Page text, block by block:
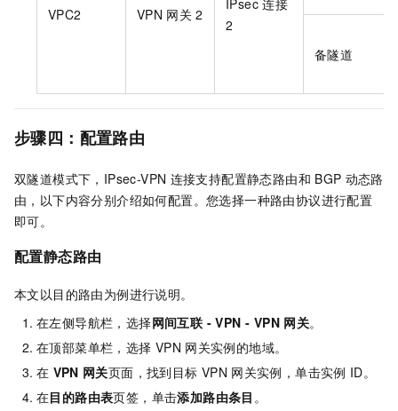
VPC2 VPN 网关 2
IPsec 连接
2
备隧道
步骤四：配置路由
双隧道模式下，IPsec-VPN 连接支持配置静态路由和 BGP 动态路
由，以下内容分别介绍如何配置。您选择一种路由协议进行配置
即可。
配置静态路由
本文以目的路由为例进行说明。
在左侧导航栏，选择网间互联 - VPN - VPN 网关。
在顶部菜单栏，选择 VPN 网关实例的地域。
在 VPN 网关页面，找到目标 VPN 网关实例，单击实例 ID。
在目的路由表页签，单击添加路由条目 。